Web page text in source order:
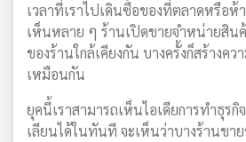
เวลาที่เราไปเดินซื้อของที่ตลาดหรือห้
เห็นหลาย ๆ ร้านเปิดขายจำหน่ายสิ
ของร้านใกล้เคียงกัน บางครั้งก็สร้างคว
เหมือนกัน
ยุคนี้เราสามารถเห็นไอเดียการทำธุรกิ
เลียนได้ในทันที จะเห็นว่าบางร้านขา